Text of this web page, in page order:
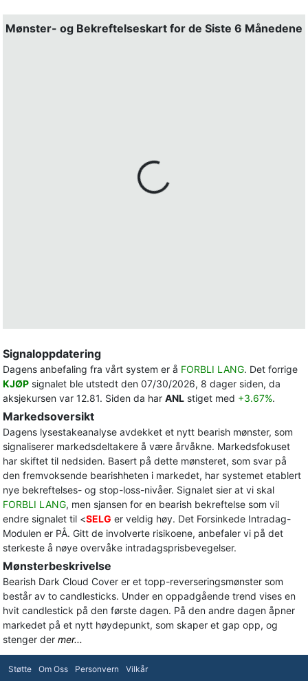
Mønster- og Bekreftelseskart for de Siste 6 Månedene
Signaloppdatering
Dagens anbefaling fra vårt system er å FORBLI LANG. Det forrige
KJØP signalet ble utstedt den 07/30/2026, 8 dager siden, da
aksjekursen var 12.81. Siden da har ANL stiget med +3.67%.
Markedsoversikt
Dagens lysestakeanalyse avdekket et nytt bearish mønster, som
signaliserer markedsdeltakere å være årvåkne. Markedsfokuset
har skiftet til nedsiden. Basert på dette mønsteret, som svar på
den fremvoksende bearishheten i markedet, har systemet etablert
nye bekreftelses- og stop-loss-nivåer. Signalet sier at vi skal
FORBLI LANG, men sjansen for en bearish bekreftelse som vil
endre signalet til <SELG er veldig høy. Det Forsinkede Intradag-
Modulen er PÅ. Gitt de involverte risikoene, anbefaler vi på det
sterkeste å nøye overvåke intradagsprisbevegelser.
Mønsterbeskrivelse
Bearish Dark Cloud Cover er et topp-reverseringsmønster som
består av to candlesticks. Under en oppadgående trend vises en
hvit candlestick på den første dagen. På den andre dagen åpner
markedet på et nytt høydepunkt, som skaper et gap opp, og
stenger der mer...
Støtte Om Oss Personvern Vilkår